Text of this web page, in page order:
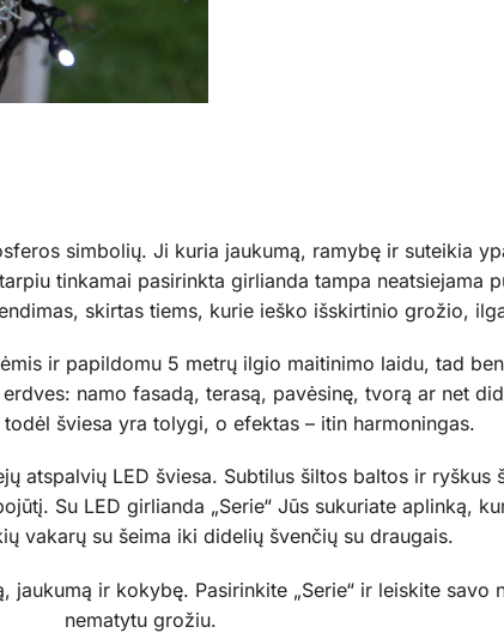
simbolių. Ji kuria jaukumą, ramybę ir suteikia
tinkamai pasirinkta girlianda tampa neatsiejama
skirtas tiems, kurie ieško išskirtinio grožio,
ir papildomu 5 metrų ilgio maitinimo laidu, tad
namo fasadą, terasą, pavėsinę, tvorą ar net
šviesa yra tolygi, o efektas – itin harmoningas.
atspalvių LED šviesa. Subtilus šiltos baltos ir
Su LED girlianda „Serie“ Jūs sukuriate aplinką,
vakarų su šeima iki didelių švenčių su draugais.
ir kokybę. Pasirinkite „Serie“ ir leiskite savo
nematytu grožiu.